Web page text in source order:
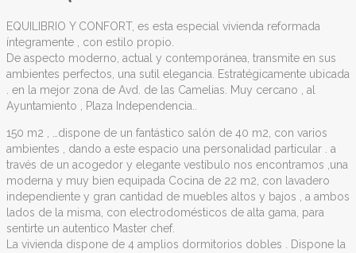
EQUILIBRIO Y CONFORT, es esta especial vivienda reformada
íntegramente , con estilo propio.
De aspecto moderno, actual y contemporánea, transmite en sus
ambientes perfectos, una sutil elegancia. Estratégicamente ubicada
. en la mejor zona de Avd. de las Camelias. Muy cercano , al
Ayuntamiento , Plaza Independencia..
150 m2 , …dispone de un fantástico salón de 40 m2, con varios
ambientes , dando a este espacio una personalidad particular . a
través de un acogedor y elegante vestíbulo nos encontramos ,una
moderna y muy bien equipada Cocina de 22 m2, con lavadero
independiente y gran cantidad de muebles altos y bajos , a ambos
lados de la misma, con electrodomésticos de alta gama, para
sentirte un autentico Master chef.
La vivienda dispone de 4 amplios dormitorios dobles . Dispone la